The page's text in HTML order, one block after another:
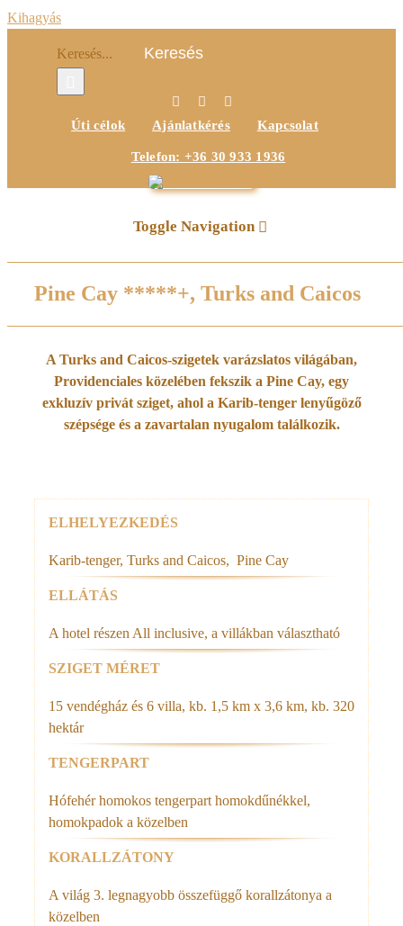
Kihagyás
Keresés...
Úti célok Ajánlatkérés Kapcsolat
Telefon: +36 30 933 1936
Toggle Navigation
Miért a Morea Exkluzív?
Pine Cay *****+, Turks and Caicos
A Turks and Caicos-szigetek varázslatos világában,
Providenciales közelében fekszik a Pine Cay, egy
exkluzív privát sziget, ahol a Karib-tenger lenyűgöző
szépsége és a zavartalan nyugalom találkozik.
ELHELYEZKEDÉS
Karib-tenger, Turks and Caicos, Pine Cay
ELLÁTÁS
A hotel részen All inclusive, a villákban választható
SZIGET MÉRET
15 vendégház és 6 villa, kb. 1,5 km x 3,6 km, kb. 320
hektár
TENGERPART
Hófehér homokos tengerpart homokdűnékkel,
homokpadok a közelben
KORALLZÁTONY
A világ 3. legnagyobb összefüggő korallzátonya a
közelben